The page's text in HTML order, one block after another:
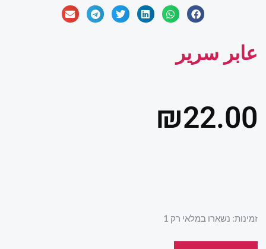
عابر سرير
₪22.00
זמינות: נשארו במלאי רק 1
כמות